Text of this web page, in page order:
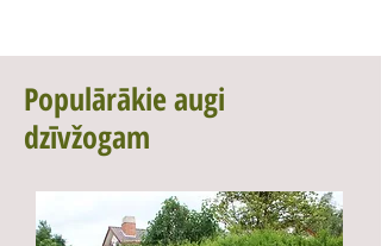
Populārākie augi
dzīvžogam